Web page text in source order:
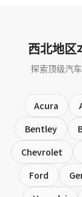
西北地区
探索顶级汽
Acura
Bentley
Chevrolet
Ford